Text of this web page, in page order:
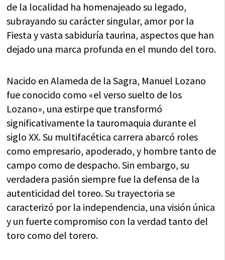
de la localidad ha homenajeado su legado,
subrayando su carácter singular, amor por la
Fiesta y vasta sabiduría taurina, aspectos que han
dejado una marca profunda en el mundo del toro.
Nacido en Alameda de la Sagra, Manuel Lozano
fue conocido como «el verso suelto de los
Lozano», una estirpe que transformó
significativamente la tauromaquia durante el
siglo XX. Su multifacética carrera abarcó roles
como empresario, apoderado, y hombre tanto de
campo como de despacho. Sin embargo, su
verdadera pasión siempre fue la defensa de la
autenticidad del toreo. Su trayectoria se
caracterizó por la independencia, una visión única
y un fuerte compromiso con la verdad tanto del
toro como del torero.